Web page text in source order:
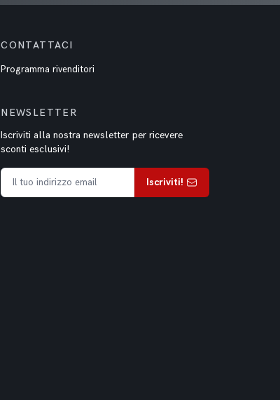
CONTATTACI
Programma rivenditori
NEWSLETTER
Iscriviti alla nostra newsletter per ricevere
sconti esclusivi!
Iscriviti!